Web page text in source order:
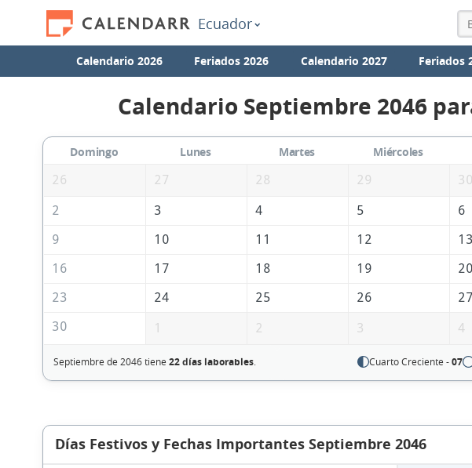
Ecuador
Calendario 2026 Feriados 2026 Calendario 2027 Feriados
Calendario Septiembre 2046
Domingo Lunes Martes Miércoles
26
27 28 29 30
2 3 4 5 6
9
10 11 12 13
16
17 18 19 20
23
24 25 26 27
30
1 2 3 4
Septiembre de 2046 tiene 22 días laborables. Cuarto Creciente -07
Días Festivos y Fechas Importantes Septiembre 2046